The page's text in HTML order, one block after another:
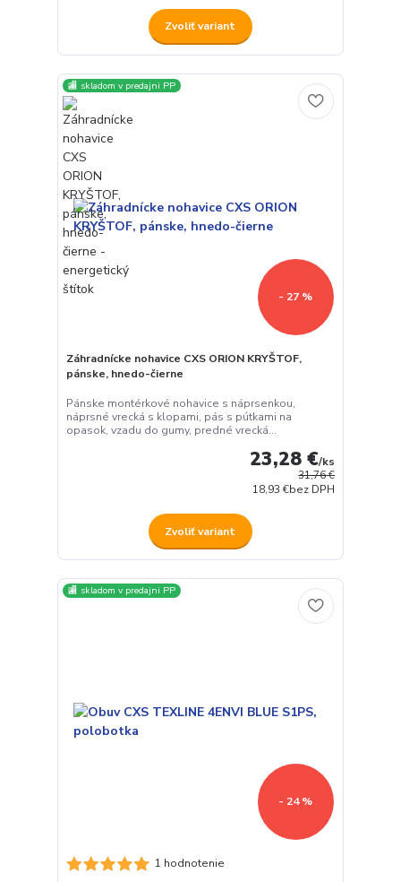
Zvoliť variant
🏬 skladom v predajni PP
- 27 %
Záhradnícke nohavice CXS ORION KRYŠTOF,
pánske, hnedo-čierne
Pánske montérkové nohavice s náprsenkou,
náprsné vrecká s klopami, pás s pútkami na
opasok, vzadu do gumy, predné vrecká...
31,76 €
23,28 €/ks
18,93 €bez DPH
Zvoliť variant
🏬 skladom v predajni PP
- 24 %
1 hodnotenie